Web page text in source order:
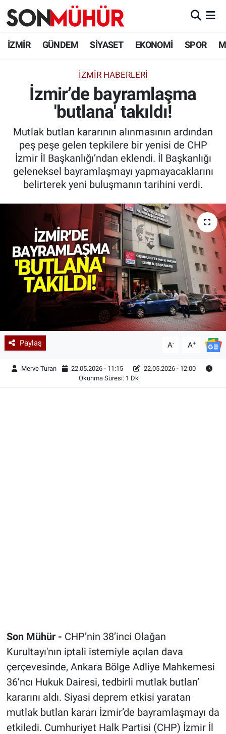
İZMİR GÜNDEM SİYASET EKONOMİ SPOR
İZMIR HABERLERI
İzmir’de bayramlaşma
'butlana' takıldı!
Mutlak butlan kararının alınmasının ardından
peş peşe gelen tepkilere bir yenisi de CHP
İzmir İl Başkanlığı’ndan eklendi. İl Başkanlığı
geleneksel bayramlaşmayı yapmayacaklarını
belirterek yeni buluşmanın tarihini verdi.
Paylaş A- A+
Merve Turan 22.05.2026 - 11:15
22.05.2026 - 12:00
Okunma Süresi: 1 Dk
Son Mühür - CHP’nin 38’inci Olağan
Kurultayı'nın iptali istemiyle açılan dava
çerçevesinde, Ankara Bölge Adliye Mahkemesi
36’ncı Hukuk Dairesi, tedbirli mutlak butlan’
kararını aldı. Siyasi deprem etkisi yaratan
mutlak butlan kararı İzmir’de bayramlaşmayı da
etkiledi. Cumhuriyet Halk Partisi (CHP) İzmir İl
İzmir Nöbetçi Eczaneler
İzmir Namaz Vakitleri
İzmir Trafik Yoğunluk Haritası
Süper Lig Puan Durumu ve Fikstür
Tüm Manşetler
Son Dakika Haberleri
Haber Arşivi